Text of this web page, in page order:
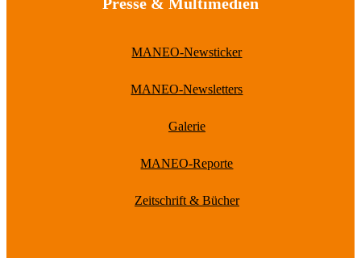
MANEO-Newsticker
MANEO-Newsletters
Galerie
MANEO-Reporte
Zeitschrift & Bücher